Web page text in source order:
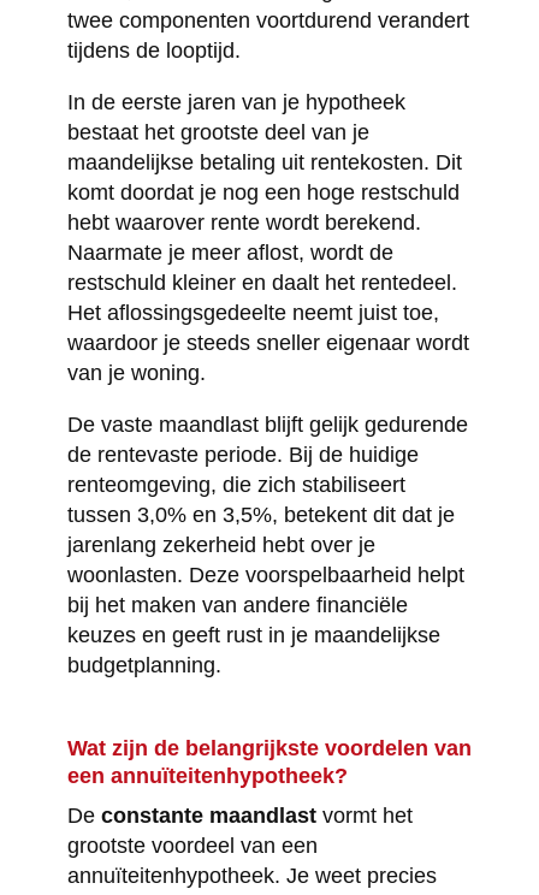
twee componenten voortdurend verandert
tijdens de looptijd.
In de eerste jaren van je hypotheek
bestaat het grootste deel van je
maandelijkse betaling uit rentekosten. Dit
komt doordat je nog een hoge restschuld
hebt waarover rente wordt berekend.
Naarmate je meer aflost, wordt de
restschuld kleiner en daalt het rentedeel.
Het aflossingsgedeelte neemt juist toe,
waardoor je steeds sneller eigenaar wordt
van je woning.
De vaste maandlast blijft gelijk gedurende
de rentevaste periode. Bij de huidige
renteomgeving, die zich stabiliseert
tussen 3,0% en 3,5%, betekent dit dat je
jarenlang zekerheid hebt over je
woonlasten. Deze voorspelbaarheid helpt
bij het maken van andere financiële
keuzes en geeft rust in je maandelijkse
budgetplanning.
Wat zijn de belangrijkste voordelen van
een annuïteitenhypotheek?
De constante maandlastvormt het
grootste voordeel van een
annuïteitenhypotheek. Je weet precies